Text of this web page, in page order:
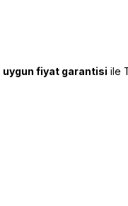
uygun fiyat garantisi ile